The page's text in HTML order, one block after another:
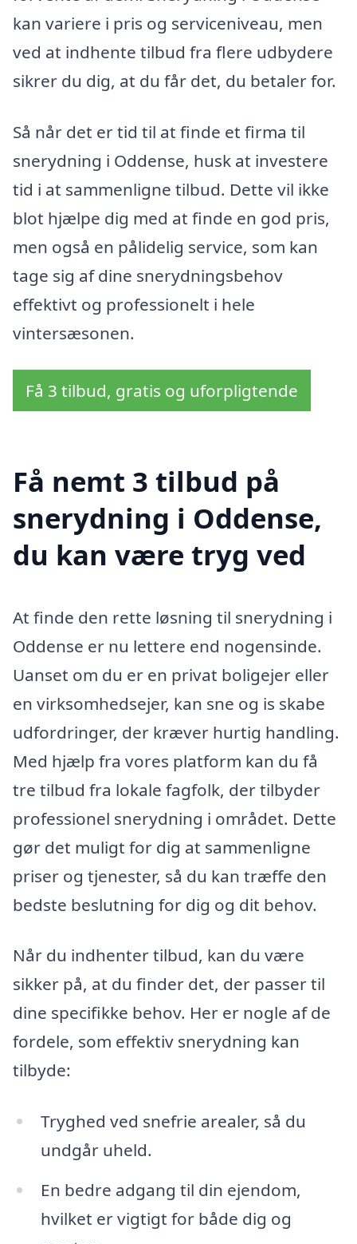
kan variere i pris og serviceniveau, men
ved at indhente tilbud fra flere udbydere
sikrer du dig, at du får det, du betaler for.
Så når det er tid til at finde et firma til
snerydning i Oddense, husk at investere
tid i at sammenligne tilbud. Dette vil ikke
blot hjælpe dig med at finde en god pris,
men også en pålidelig service, som kan
tage sig af dine snerydningsbehov
effektivt og professionelt i hele
vintersæsonen.
Få 3 tilbud, gratis og uforpligtende
Få nemt 3 tilbud på
snerydning i Oddense,
du kan være tryg ved
At finde den rette løsning til snerydning i
Oddense er nu lettere end nogensinde.
Uanset om du er en privat boligejer eller
en virksomhedsejer, kan sne og is skabe
udfordringer, der kræver hurtig handling.
Med hjælp fra vores platform kan du få
tre tilbud fra lokale fagfolk, der tilbyder
professionel snerydning i området. Dette
gør det muligt for dig at sammenligne
priser og tjenester, så du kan træffe den
bedste beslutning for dig og dit behov.
Når du indhenter tilbud, kan du være
sikker på, at du finder det, der passer til
dine specifikke behov. Her er nogle af de
fordele, som effektiv snerydning kan
tilbyde:
Tryghed ved snefrie arealer, så du
undgår uheld.
En bedre adgang til din ejendom,
hvilket er vigtigt for både dig og